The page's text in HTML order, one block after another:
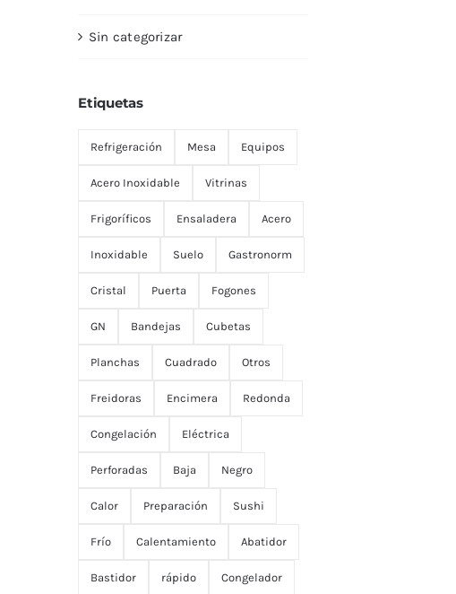
Sin categorizar
Etiquetas
Refrigeración Mesa Equipos
Acero Inoxidable Vitrinas
Frigoríficos Ensaladera Acero
Inoxidable Suelo Gastronorm
Cristal Puerta Fogones
GN Bandejas Cubetas
Planchas Cuadrado Otros
Freidoras Encimera Redonda
Congelación Eléctrica
Perforadas Baja Negro
Calor Preparación Sushi
Frío Calentamiento Abatidor
Bastidor rápido Congelador